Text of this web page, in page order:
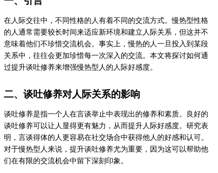
在人际交往中，不同性格的人有着不同的交流方式。慢热型性格
的人通常需要较长时间来适应新环境和建立人际关系，但这并不
意味着他们不珍惜交流机会。事实上，慢热的人一旦投入到某段
关系中，往往会更加珍惜每一次深入的交流。本文将探讨如何通
过提升谈吐修养来增强慢热型人的人际好感度。
二、谈吐修养对人际关系的影响
谈吐修养是指一个人在言谈举止中表现出的修养和素质。良好的
谈吐修养可以让人显得更有魅力，从而提升人际好感度。研究表
明，言谈得体的人更容易在社交场合中获得他人的好感和认可。
对于慢热型人来说，提升谈吐修养尤为重要，因为这可以帮助他
们在有限的交流机会中留下深刻印象。